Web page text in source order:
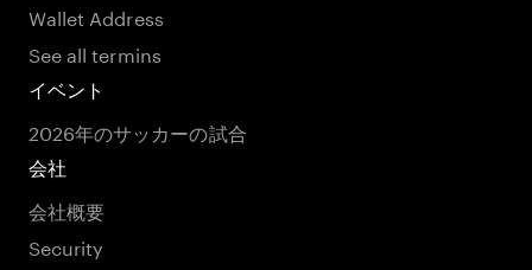
Wallet Address
See all termins
イベント
2026年のサッカーの試合
会社
会社概要
Security